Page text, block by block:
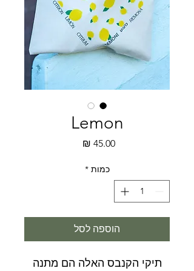
Lemon
‏45.00 ‏₪
כמות *
הוספה לסל
תיקי הקנבס האלה הם מתנה